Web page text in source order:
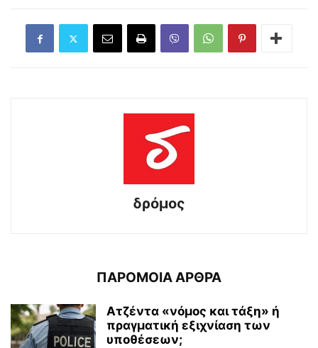
δρόμος
ΠΑΡΟΜΟΙΑ ΑΡΘΡΑ
Ατζέντα «νόμος και τάξη» ή
πραγματική εξιχνίαση των
υποθέσεων;